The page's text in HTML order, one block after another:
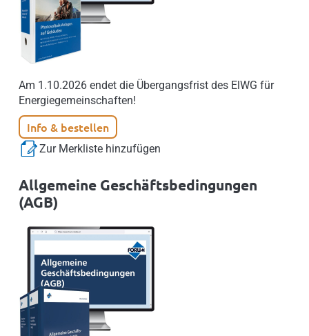
Am 1.10.2026 endet die Übergangsfrist des ElWG für
Energiegemeinschaften!
Info & bestellen
Zur Merkliste hinzufügen
Allgemeine Geschäftsbedingungen
(AGB)